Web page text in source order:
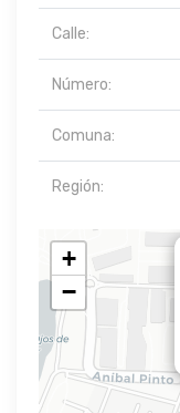
Calle:
Número:
Comuna:
Región:
+
−